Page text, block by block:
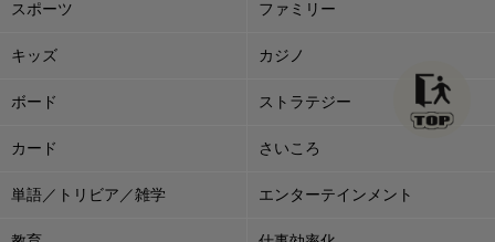
スポーツ ファミリー
キッズ カジノ
ボード ストラテジー
カード さいころ
単語／トリビア／雑学 エンターテインメント